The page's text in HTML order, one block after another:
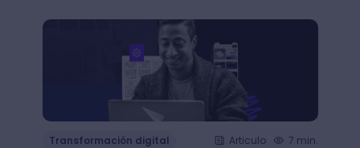
Transformación digital Articulo 7 min.